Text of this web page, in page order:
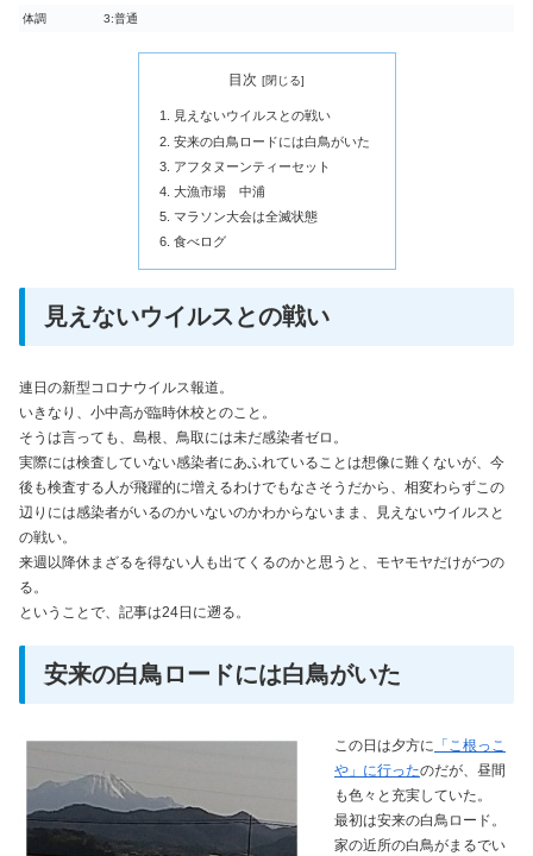
体調 3:普通
目次
見えないウイルスとの戦い
安来の白鳥ロードには白鳥がいた
アフタヌーンティーセット
大漁市場 中浦
マラソン大会は全滅状態
食べログ
見えないウイルスとの戦い
連日の新型コロナウイルス報道。
いきなり、小中高が臨時休校とのこと。
そうは言っても、島根、鳥取には未だ感染者ゼロ。
実際には検査していない感染者にあふれていることは想像に難くないが、今
後も検査する人が飛躍的に増えるわけでもなさそうだから、相変わらずこの
辺りには感染者がいるのかいないのかわからないまま、見えないウイルスと
の戦い。
来週以降休まざるを得ない人も出てくるのかと思うと、モヤモヤだけがつの
る。
ということで、記事は24日に遡る。
安来の白鳥ロードには白鳥がいた
この日は夕方に 「こ根っこ
や」に行ったのだが、昼間
も色々と充実していた。
最初は安来の白鳥ロード。
家の近所の白鳥がまるでい